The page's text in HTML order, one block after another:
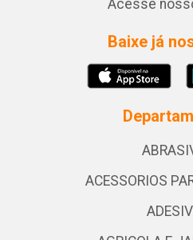
Acesse
Baixe já
ACESSORIOS